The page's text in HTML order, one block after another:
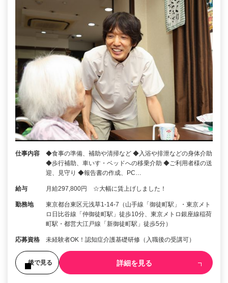
仕事内容
◆食事の準備、補助や清掃など ◆入浴や排泄などの身体介助
◆歩行補助、車いす・ベッドへの移乗介助 ◆ご利用者様の送
迎、見守り ◆報告書の作成、PC…
給与 月給297,800円 ☆大幅に賃上げしました！
勤務地
東京都台東区元浅草1-14-7（山手線「御徒町駅」・東京メト
ロ日比谷線「仲御徒町駅」徒歩10分、東京メトロ銀座線稲荷
町駅・都営大江戸線「新御徒町駅」徒歩5分）
応募資格 未経験者OK！認知症介護基礎研修（入職後の受講可）
後で見る 詳細を見る